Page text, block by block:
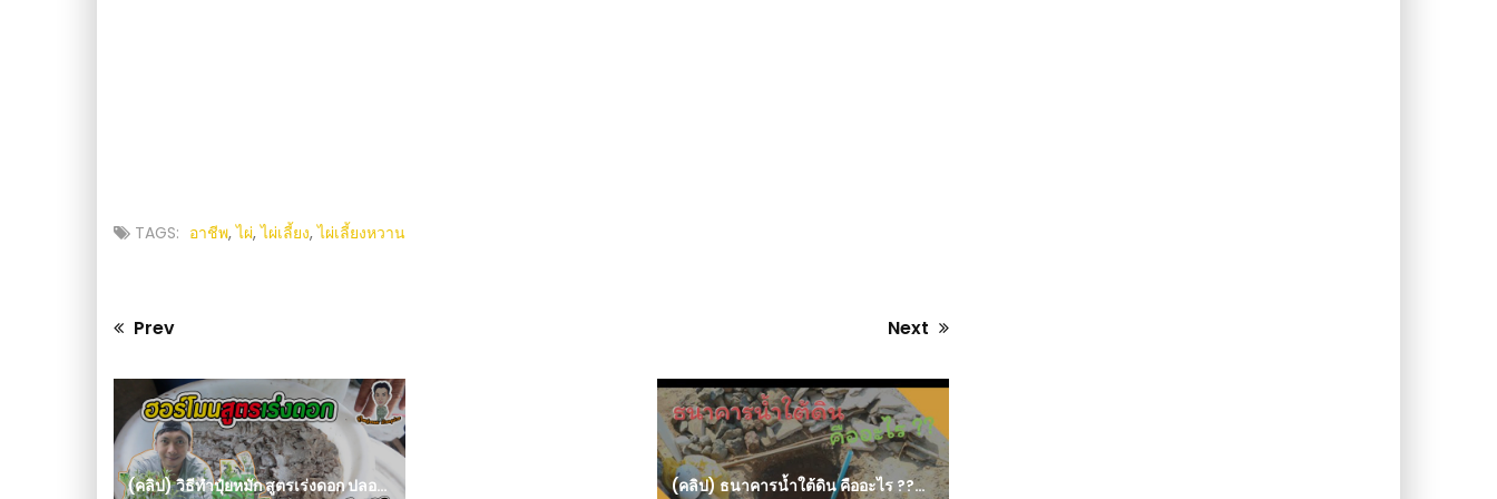
TAGS: อาชีพ,ไผ่,ไผ่เลี้ยง,ไผ่เลี้ยงหวาน
Prev
Previous
post:
(คลิป) วิธีทำปุ๋ยหมัก สูตรเร่งดอก ปลอดสารพิษ : วีดีโอ เกษตร
Next
Next
(คลิป) ธนาคารน้ำใต้ดิน คืออะไร ??? แล้วดีอย่างไร : วีดีโอ เกษตร